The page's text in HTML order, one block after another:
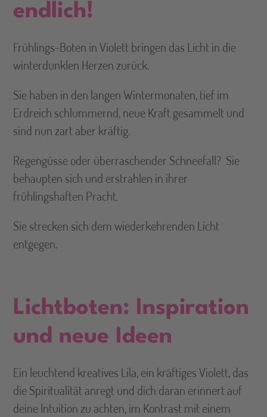
endlich!
Frühlings-Boten in Violett bringen das Licht in die
winterdunklen Herzen zurück.
Sie haben in den langen Wintermonaten, tief im
Erdreich schlummernd, neue Kraft gesammelt und
sind nun zart aber kräftig.
Regengüsse oder überraschender Schneefall? Sie
behaupten sich und erstrahlen in ihrer
frühlingshaften Pracht.
Sie strecken sich dem wiederkehrenden Licht
entgegen.
Lichtboten: Inspiration
und neue Ideen
Ein leuchtend kreatives Lila, ein kräftiges Violett, das
die Spiritualität anregt und dich daran erinnert auf
deine Intuition zu achten, im Kontrast mit einem